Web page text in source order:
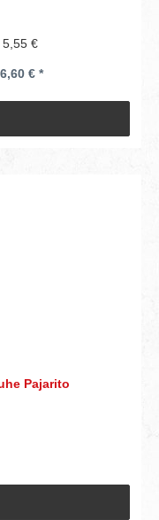
€
€ *
Pajarito